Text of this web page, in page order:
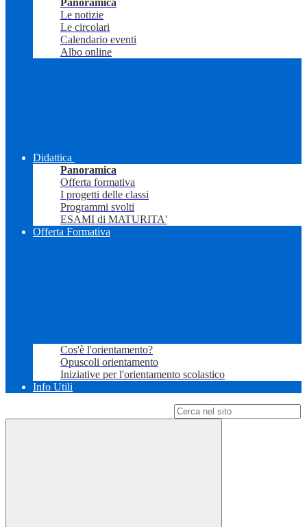
Panoramica
Le notizie
Le circolari
Calendario eventi
Albo online
Didattica
Panoramica
Offerta formativa
I progetti delle classi
Programmi svolti
ESAMI di MATURITA'
Offerta Formativa
Cos'è l'orientamento?
Opuscoli orientamento
Iniziative per l'orientamento scolastico
Info Utili